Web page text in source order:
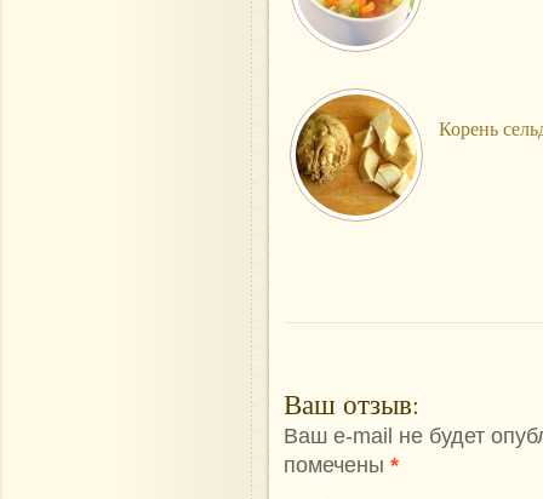
Корень
Ваш отзыв:
Ваш e-mail не будет
помечены *